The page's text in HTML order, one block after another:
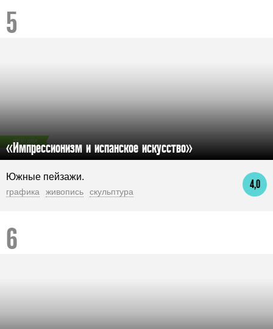
ЛЕКЦИИ
«Импрессионизм и испанское искусство»
4,0
Южные пейзажи.
графика живопись скульптура